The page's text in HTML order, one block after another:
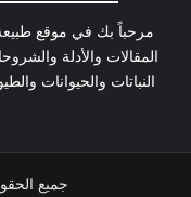
مرحباً بك في موقع
المقالات والأدلة
النباتات والحيوانات
جميع